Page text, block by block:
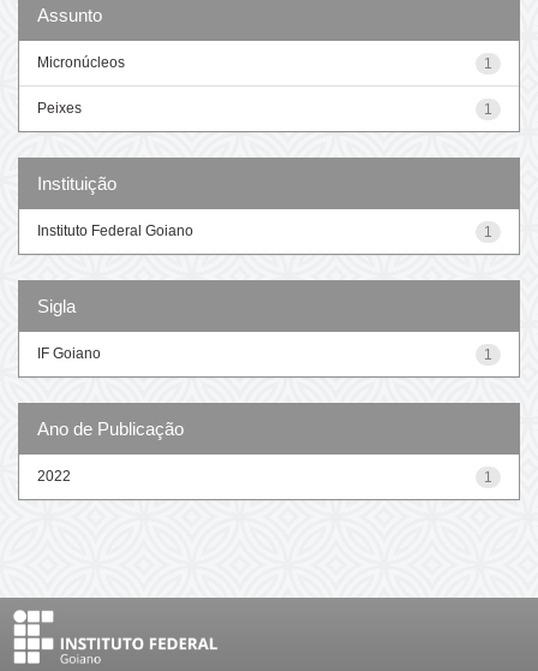
Assunto
1
Micronúcleos
1
Peixes
Instituição
1
Instituto Federal Goiano
Sigla
1
IF Goiano
Ano de Publicação
1
2022